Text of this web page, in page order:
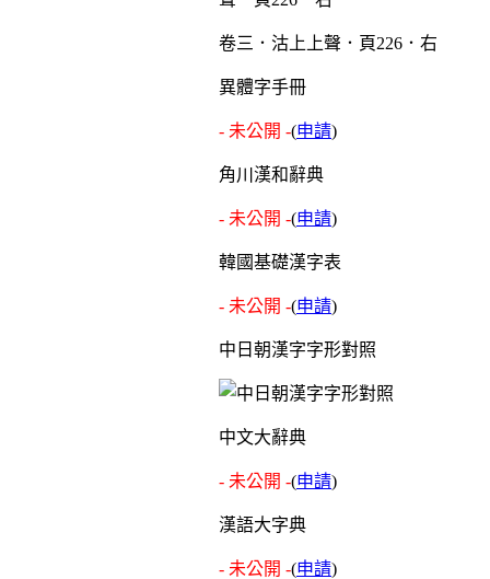
卷三．沽上上聲．頁226．右
異體字手冊
- 未公開 -(申請)
角川漢和辭典
- 未公開 -(申請)
韓國基礎漢字表
- 未公開 -(申請)
中日朝漢字字形對照
中文大辭典
- 未公開 -(申請)
漢語大字典
- 未公開 -(申請)